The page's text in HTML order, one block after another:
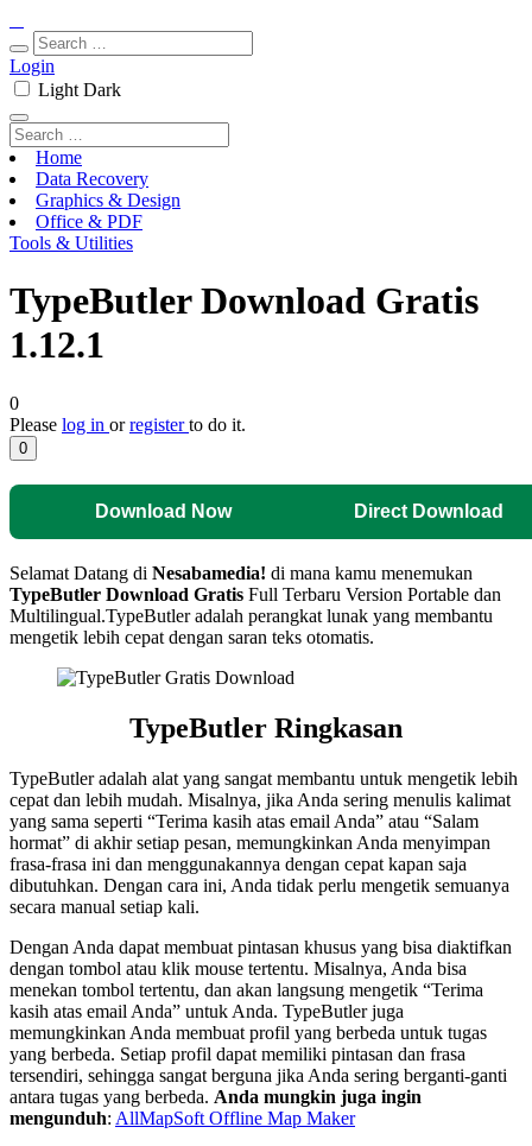
Login
Light Dark
Home
Data Recovery
Graphics & Design
Office & PDF
Tools & Utilities
TypeButler Download Gratis
1.12.1
0
Please log in orregisterto do it.
0
Download Now Direct Download
Selamat Datang di Nesabamedia! di mana kamu menemukan
TypeButler Download Gratis Full Terbaru Version Portable dan
Multilingual.TypeButler adalah perangkat lunak yang membantu
mengetik lebih cepat dengan saran teks otomatis.
TypeButler Ringkasan
TypeButler adalah alat yang sangat membantu untuk mengetik lebih
cepat dan lebih mudah. Misalnya, jika Anda sering menulis kalimat
yang sama seperti “Terima kasih atas email Anda” atau “Salam
hormat” di akhir setiap pesan, memungkinkan Anda menyimpan
frasa-frasa ini dan menggunakannya dengan cepat kapan saja
dibutuhkan. Dengan cara ini, Anda tidak perlu mengetik semuanya
secara manual setiap kali.
Dengan Anda dapat membuat pintasan khusus yang bisa diaktifkan
dengan tombol atau klik mouse tertentu. Misalnya, Anda bisa
menekan tombol tertentu, dan akan langsung mengetik “Terima
kasih atas email Anda” untuk Anda. TypeButler juga
memungkinkan Anda membuat profil yang berbeda untuk tugas
yang berbeda. Setiap profil dapat memiliki pintasan dan frasa
tersendiri, sehingga sangat berguna jika Anda sering berganti-ganti
antara tugas yang berbeda. Anda mungkin juga ingin
mengunduh: AllMapSoft Offline Map Maker